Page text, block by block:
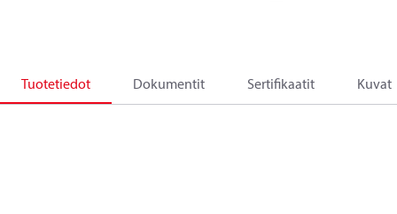
Tuotetiedot Dokumentit Sertifikaatit Kuvat